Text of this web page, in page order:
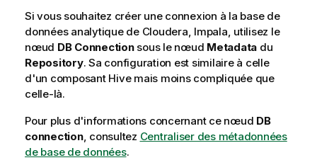
Si vous souhaitez créer une connexion à la base de
données analytique de Cloudera, Impala, utilisez le
nœud DB Connectionsous le nœud Metadata du
Repository. Sa configuration est similaire à celle
d'un composant Hive mais moins compliquée que
celle-là.
Pour plus d'informations concernant ce nœud DB
connection, consultez Centraliser des métadonnées
de base de données.